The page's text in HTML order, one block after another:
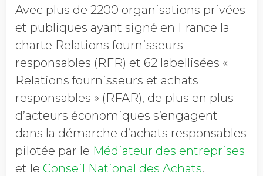
Avec plus de 2200 organisations privées
et publiques ayant signé en France la
charte Relations fournisseurs
responsables (RFR) et 62 labellisées «
Relations fournisseurs et achats
responsables » (RFAR), de plus en plus
d’acteurs économiques s’engagent
dans la démarche d’achats responsables
pilotée par le Médiateur des entreprises
et le Conseil National des Achats.